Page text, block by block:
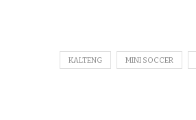
KALTENG MINI SOCCER